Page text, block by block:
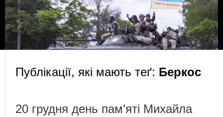
Публікації, які мають теґ: Беркос
20 грудня день пам’яті Михайла